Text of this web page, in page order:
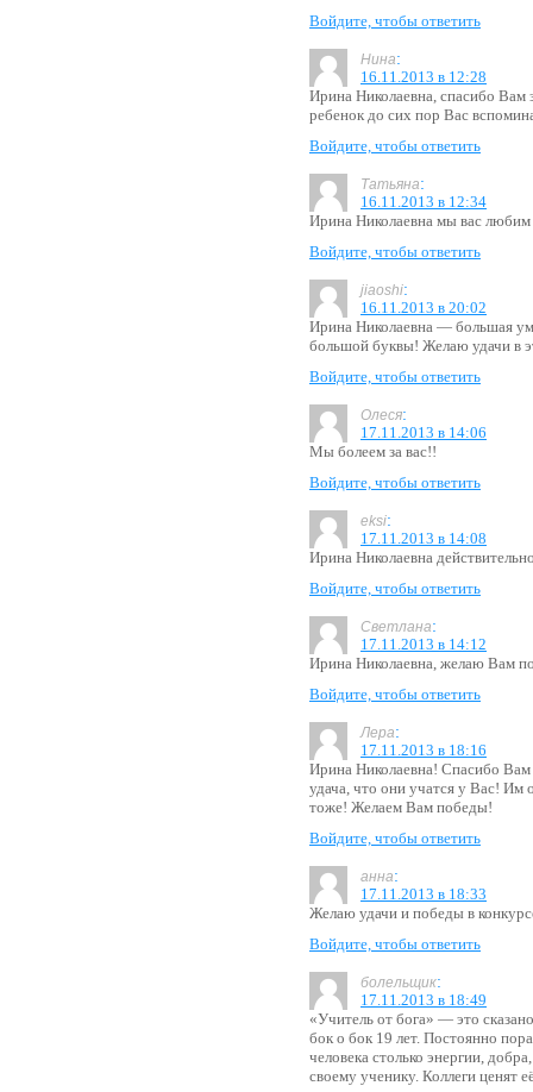
Войдите, чтобы ответить
Нина:
16.11.2013 в 12:28
Ирина Николаевна, спасибо
ребенок до сих пор Вас
Войдите, чтобы ответить
Татьяна:
16.11.2013 в 12:34
Ирина Николаевна мы вас
Войдите, чтобы ответить
jiaoshi:
16.11.2013 в 20:02
Ирина Николаевна — большая
большой буквы! Желаю удачи в
Войдите, чтобы ответить
Олеся:
17.11.2013 в 14:06
Мы болеем за вас!!
Войдите, чтобы ответить
eksi:
17.11.2013 в 14:08
Ирина Николаевна
Войдите, чтобы ответить
Светлана:
17.11.2013 в 14:12
Ирина Николаевна, желаю Вам
Войдите, чтобы ответить
Лера:
17.11.2013 в 18:16
Ирина Николаевна! Спасибо
удача, что они учатся у Вас!
тоже! Желаем Вам победы!
Войдите, чтобы ответить
анна:
17.11.2013 в 18:33
Желаю удачи и победы в
Войдите, чтобы ответить
болельщик:
17.11.2013 в 18:49
«Учитель от бога» — это
бок о бок 19 лет. Постоянно
человека столько энергии,
своему ученику. Коллеги ценят